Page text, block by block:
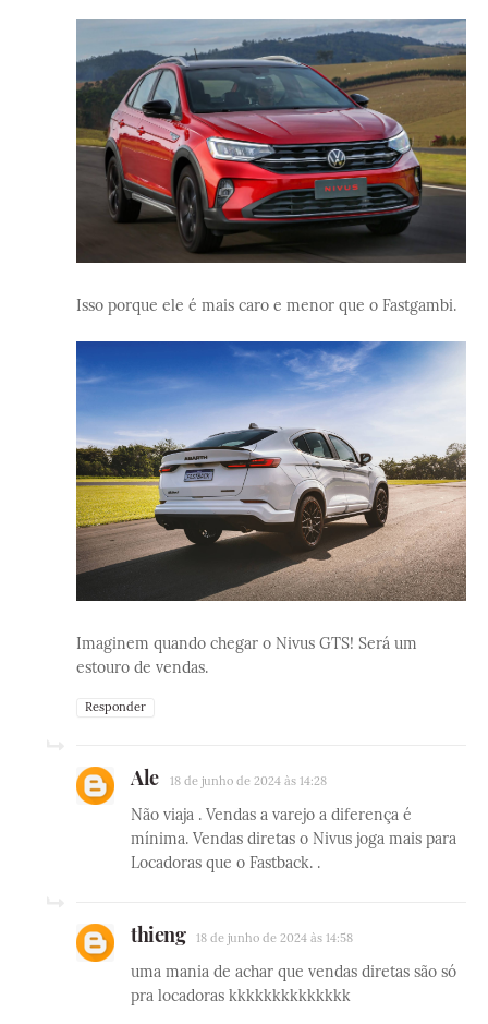
Isso porque ele é mais caro e menor que o Fastgambi.
Imaginem quando chegar o Nivus GTS! Será um
estouro de vendas.
Responder
Ale 18 de junho de 2024 às 14:28
Não viaja . Vendas a varejo a diferença é
mínima. Vendas diretas o Nivus joga mais para
Locadoras que o Fastback. .
thieng 18 de junho de 2024 às 14:58
uma mania de achar que vendas diretas são só
pra locadoras kkkkkkkkkkkkkk